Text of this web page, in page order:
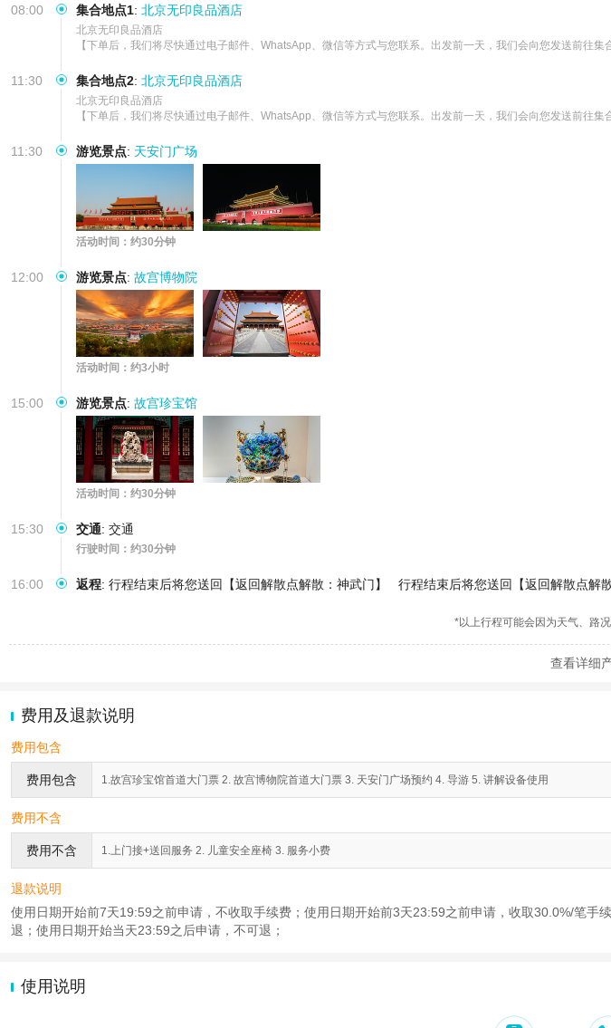
08:00 集合地点1: 北京无印良品酒店
北京无印良品酒店
【下单后，我们将尽快通过电子邮件、WhatsApp、微信等方式与您联系。出发前一天，我们会向您发送前往集
11:30 集合地点2: 北京无印良品酒店
北京无印良品酒店
【下单后，我们将尽快通过电子邮件、WhatsApp、微信等方式与您联系。出发前一天，我们会向您发送前往集
11:30 游览景点: 天安门广场
活动时间：约30分钟
12:00 游览景点: 故宫博物院
活动时间：约3小时
15:00 游览景点: 故宫珍宝馆
活动时间：约30分钟
15:30 交通: 交通
行驶时间：约30分钟
16:00 返程: 行程结束后将您送回【返回解散点解散：神武门】 行程结束后将您送回【返回解散点解
*以上行程可能会因为天气、路
查看详细
费用及退款说明
费用包含
费用包含 1.故宫珍宝馆首道大门票 2. 故宫博物院首道大门票 3. 天安门广场预约 4. 导游 5. 讲解设备使用
费用不含
费用不含 1.上门接+送回服务 2. 儿童安全座椅 3. 服务小费
退款说明
使用日期开始前7天19:59之前申请，不收取手续费；使用日期开始前3天23:59之前申请，收取30.0%/笔
退；使用日期开始当天23:59之后申请，不可退；
使用说明